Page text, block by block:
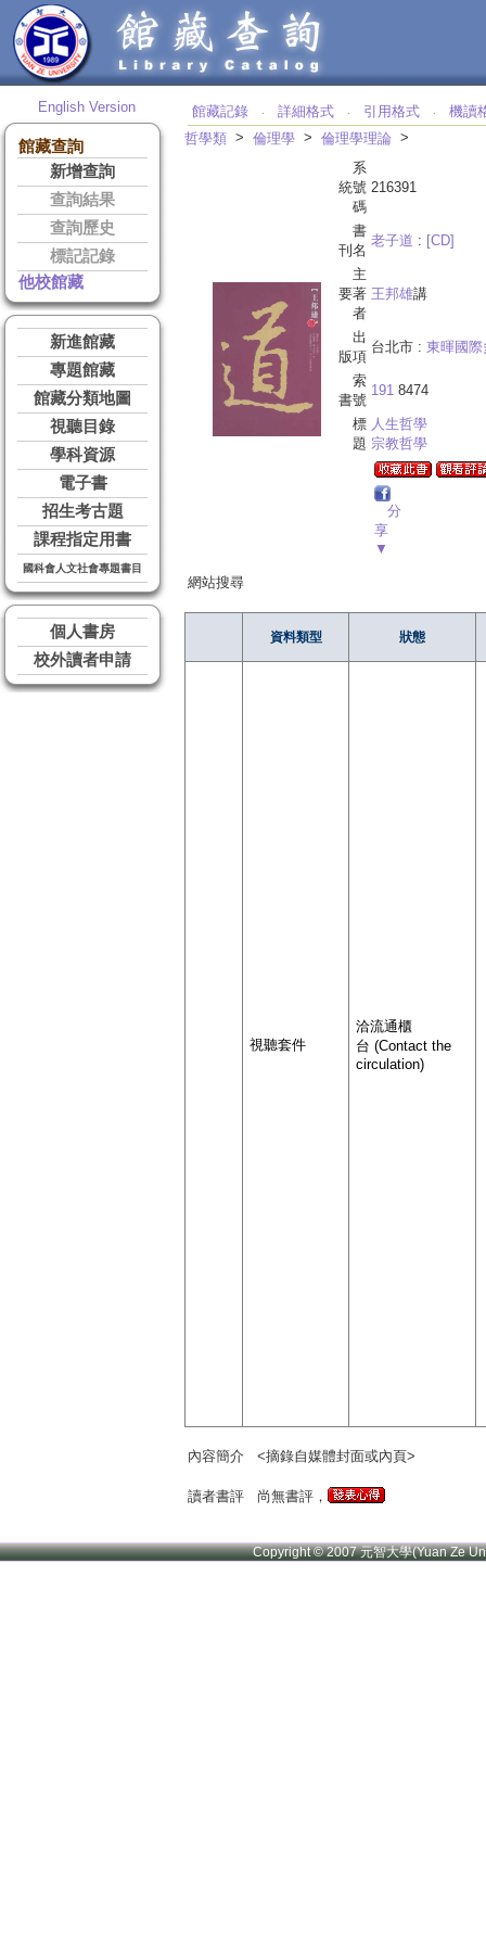
English Version
館藏查詢
新增查詢
查詢結果
查詢歷史
標記記錄
他校館藏
新進館藏
專題館藏
館藏分類地圖
視聽目錄
學科資源
電子書
招生考古題
課程指定用書
國科會人文社會專題書目
個人書房
校外讀者申請
館藏記錄 ‧ 詳細格式 ‧ 引用格式 ‧
機讀
哲學類 > 倫理學 > 倫理學理論 >
系
統號
碼
216391
書
刊名
老子道 : [CD]
主
要著
者
王邦雄講
出
版項
台北市 : 東暉國際
索
書號
191 8474
標
題
人生哲學
宗教哲學
分
享
▼
網站搜尋
資料類型 狀態
視聽套件
洽流通櫃
台 (Contact the
circulation)
內容簡介 <摘錄自媒體封面或內頁>
讀者書評 尚無書評，
Copyright © 2007 元智大學(Yuan Ze